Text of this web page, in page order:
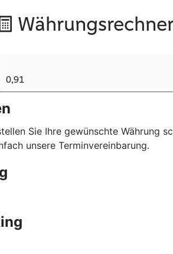
Sie Ihre gewünschte Währung
unsere Terminvereinbarung.